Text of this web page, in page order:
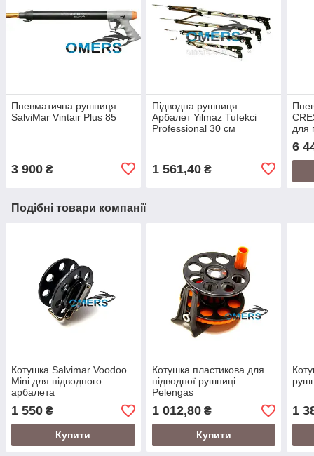
Пневматична рушниця
SalviMar Vintair Plus 85
3 900 ₴
Підводна рушниця
Арбалет Yilmaz Tufekci
Professional 30 см
1 561,40₴
для
6
Подібні товари компанії
Котушка Salvimar Voodoo
Mini для підводного
арбалета
1 550 ₴
Купити
Котушка пластикова для
підводної рушниці
Pelengas
1 012,80₴
Купити
1